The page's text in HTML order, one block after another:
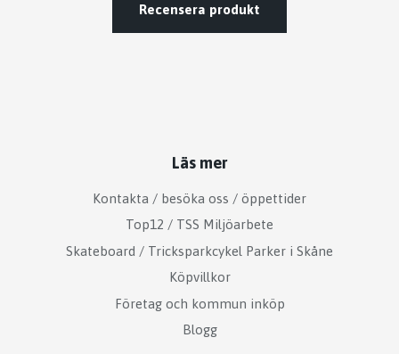
Recensera produkt
Läs mer
Kontakta / besöka oss / öppettider
Top12 / TSS Miljöarbete
Skateboard / Tricksparkcykel Parker i Skåne
Köpvillkor
Företag och kommun inköp
Blogg